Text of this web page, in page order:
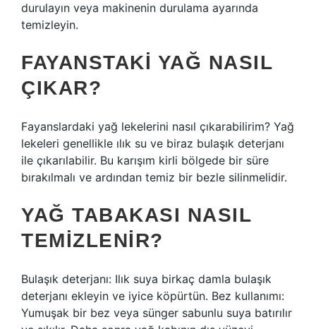
durulayın veya makinenin durulama ayarında
temizleyin.
FAYANSTAKI YAĞ NASIL
ÇIKAR?
Fayanslardaki yağ lekelerini nasıl çıkarabilirim? Yağ
lekeleri genellikle ılık su ve biraz bulaşık deterjanı
ile çıkarılabilir. Bu karışım kirli bölgede bir süre
bırakılmalı ve ardından temiz bir bezle silinmelidir.
YAĞ TABAKASI NASIL
TEMIZLENIR?
Bulaşık deterjanı: Ilık suya birkaç damla bulaşık
deterjanı ekleyin ve iyice köpürtün. Bez kullanımı:
Yumuşak bir bez veya sünger sabunlu suya batırılır